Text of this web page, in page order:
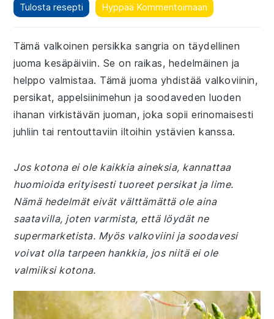
Tulosta resepti Hyppää Kommentoimaan
Tämä valkoinen persikka sangria on täydellinen
juoma kesäpäiviin. Se on raikas, hedelmäinen ja
helppo valmistaa. Tämä juoma yhdistää valkoviinin,
persikat, appelsiinimehun ja soodaveden luoden
ihanan virkistävän juoman, joka sopii erinomaisesti
juhliin tai rentouttaviin iltoihin ystävien kanssa.
Jos kotona ei ole kaikkia aineksia, kannattaa
huomioida erityisesti tuoreet persikat ja lime.
Nämä hedelmät eivät välttämättä ole aina
saatavilla, joten varmista, että löydät ne
supermarketista. Myös valkoviini ja soodavesi
voivat olla tarpeen hankkia, jos niitä ei ole
valmiiksi kotona.